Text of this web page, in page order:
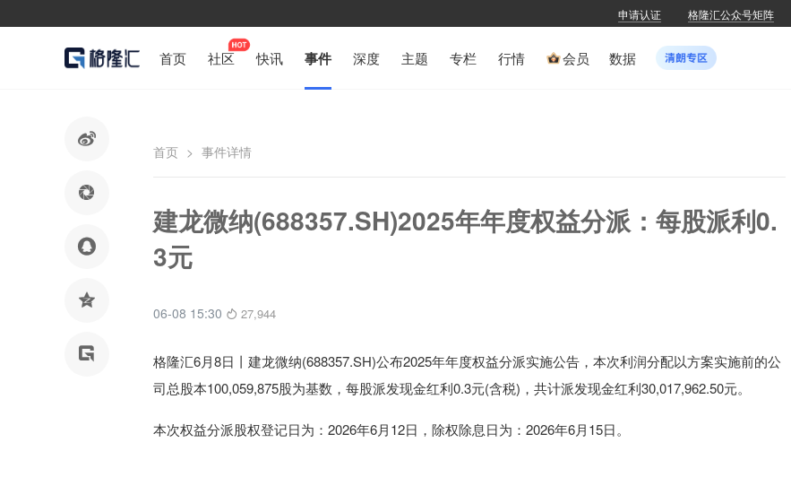
申请认证 格隆汇公众号矩阵
首页 社区 快讯 事件 深度 主题 专栏 行情 会员 数据





首页 > 事件详情
建龙微纳(688357.SH)2025年年度权益分派：每股派利0.
3元
06-08 15:30 27,944
格隆汇6月8日丨建龙微纳(688357.SH)公布2025年年度权益分派实施公告，本次利润分配以方案实施前的公
司总股本100,059,875股为基数，每股派发现金红利0.3元(含税)，共计派发现金红利30,017,962.50元。
本次权益分派股权登记日为：2026年6月12日，除权除息日为：2026年6月15日。